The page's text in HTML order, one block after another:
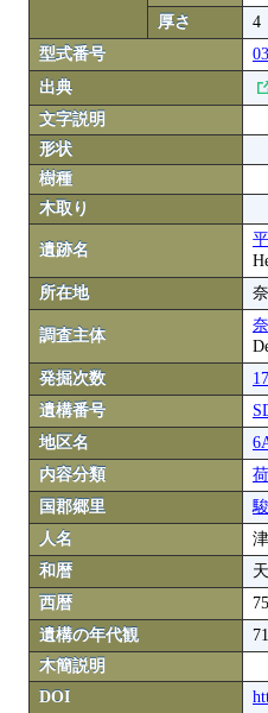
厚さ
4
型式番号
出典
文字説明
形状
樹種
木取り
遺跡名
所在地
調査主体
発掘次数
遺構番号
地区名
内容分類
国郡郷里
人名
和暦
西暦
遺構の年代観
木簡説明
DOI